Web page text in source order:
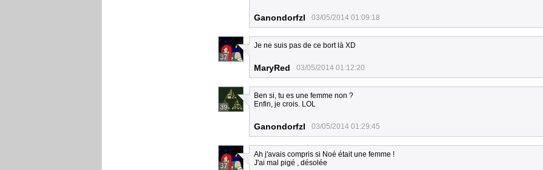
Ganondorfzl 03/05/2014 01:09:18
37
Je ne suis pas de ce bort là XD
MaryRed 03/05/2014 01:12:20
39
Ben si, tu es une femme non ?
Enfin, je crois. LOL
Ganondorfzl 03/05/2014 01:29:45
37
Ah j'avais compris si Noé était une femme !
J'ai mal pigé , désolée